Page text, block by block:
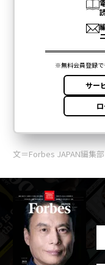
文＝Forbes JAPAN編集部